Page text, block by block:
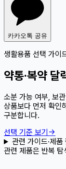
카카오톡 공유
생활용품 선택 가이
약통·복약
소분 가능 여부, 보
상품보다 먼저 확인
구분합니다.
선택 기준 보기 →
관련 가이드·제품
관련 제품은 반복